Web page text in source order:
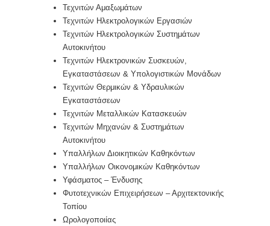
Τεχνιτών Αμαξωμάτων
Τεχνιτών Ηλεκτρολογικών Εργασιών
Τεχνιτών Ηλεκτρολογικών Συστημάτων
Αυτοκινήτου
Τεχνιτών Ηλεκτρονικών Συσκευών,
Εγκαταστάσεων & Υπολογιστικών Μονάδων
Τεχνιτών Θερμικών & Υδραυλικών
Εγκαταστάσεων
Τεχνιτών Μεταλλικών Κατασκευών
Τεχνιτών Μηχανών & Συστημάτων
Αυτοκινήτου
Υπαλλήλων Διοικητικών Καθηκόντων
Υπαλλήλων Οικονομικών Καθηκόντων
Υφάσματος – Ένδυσης
Φυτοτεχνικών Επιχειρήσεων – Αρχιτεκτονικής
Τοπίου
Ωρολογοποιίας